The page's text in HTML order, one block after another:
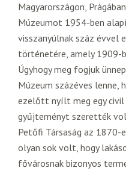
Magyarországon,
Múzeumot 1954-ben
visszanyúlnak száz évvel
történetére, amely 1909-
Úgyhogy meg fogjuk
Múzeum százéves lenne,
ezelőtt nyílt meg egy civil
gyűjteményt szerették
Petőfi Társaság az
olyan sok volt, hogy
fővárosnak bizonyos